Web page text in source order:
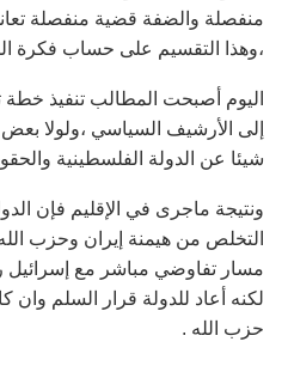
منفصلة والضفة قضية منفصلة
،وهذا التقسيم على حساب فكرة
اليوم أصبحت المطالب تنفيذ خطة
إلى الأرشيف السياسي ،ولولا
شيئا عن الدولة الفلسطينية
ونتيجة ماجرى في الإقليم فإن
التخلص من هيمنة إيران وحزب
مسار تفاوضي مباشر مع إسرائيل
لكنه أعاد للدولة قرار السلم وان
حزب الله .